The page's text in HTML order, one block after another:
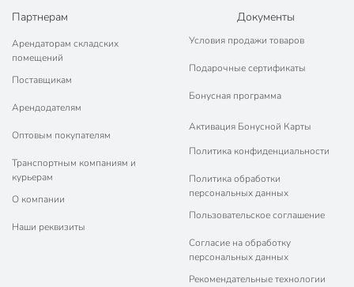
Партнерам
Арендаторам складских
помещений
Поставщикам
Арендодателям
Оптовым покупателям
Транспортным компаниям и
курьерам
О компании
Наши реквизиты
Документы
Условия продажи товаров
Подарочные сертификаты
Бонусная программа
Активация Бонусной Карты
Политика конфиденциальности
Политика обработки
персональных данных
Пользовательское соглашение
Согласие на обработку
персональных данных
Рекомендательные технологии